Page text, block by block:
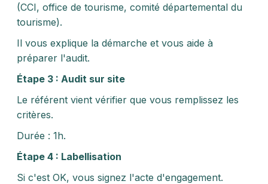
(CCI, office de tourisme, comité départemental du
tourisme).
Il vous explique la démarche et vous aide à
préparer l'audit.
Étape 3 : Audit sur site
Le référent vient vérifier que vous remplissez les
critères.
Durée : 1h.
Étape 4 : Labellisation
Si c'est OK, vous signez l'acte d'engagement.